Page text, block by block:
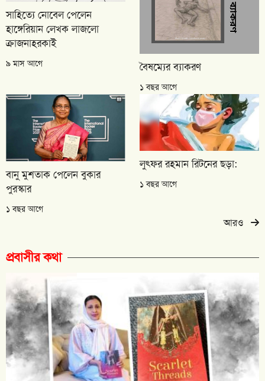
সাহিত্যে নোবেল পেলেন
হাঙ্গেরিয়ান লেখক লাজলো
ক্রাজনাহরকাই
৯ মাস আগে বৈষম্যের ব্যাকরণ
১ বছর আগে
বানু মুশতাক পেলেন বুকার
পুরস্কার
১ বছর আগে
লুৎফর রহমান রিটনের ছড়া:
১ বছর আগে
আরও
প্রবাসীর কথা